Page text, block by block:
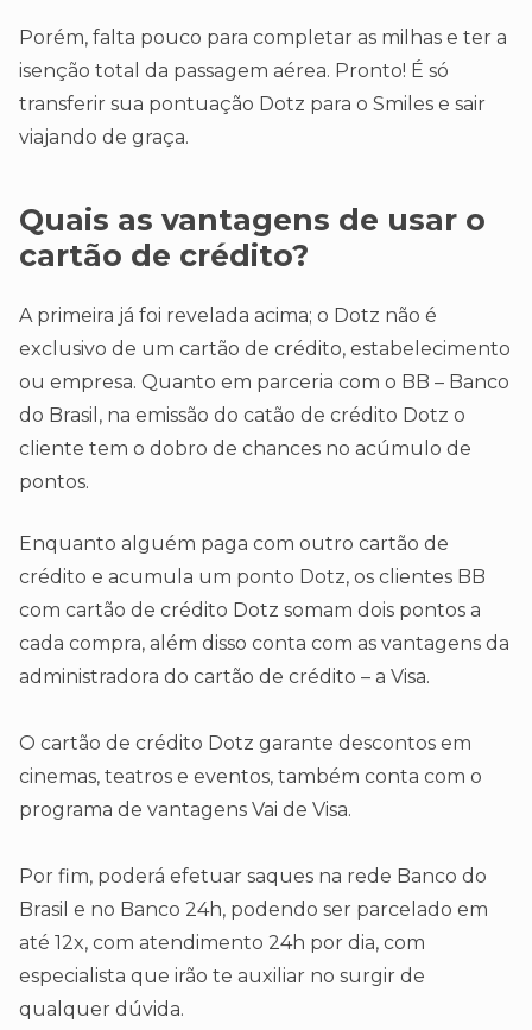
Porém, falta pouco para completar as milhas e ter a
isenção total da passagem aérea. Pronto! É só
transferir sua pontuação Dotz para o Smiles e sair
viajando de graça.
Quais as vantagens de usar o
cartão de crédito?
A primeira já foi revelada acima; o Dotz não é
exclusivo de um cartão de crédito, estabelecimento
ou empresa. Quanto em parceria com o BB – Banco
do Brasil, na emissão do catão de crédito Dotz o
cliente tem o dobro de chances no acúmulo de
pontos.
Enquanto alguém paga com outro cartão de
crédito e acumula um ponto Dotz, os clientes BB
com cartão de crédito Dotz somam dois pontos a
cada compra, além disso conta com as vantagens da
administradora do cartão de crédito – a Visa.
O cartão de crédito Dotz garante descontos em
cinemas, teatros e eventos, também conta com o
programa de vantagens Vai de Visa.
Por fim, poderá efetuar saques na rede Banco do
Brasil e no Banco 24h, podendo ser parcelado em
até 12x, com atendimento 24h por dia, com
especialista que irão te auxiliar no surgir de
qualquer dúvida.